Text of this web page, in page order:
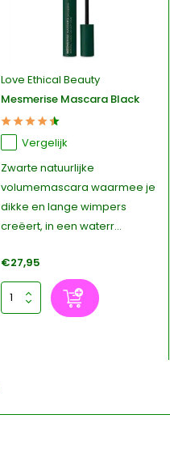
Love Ethical Beauty
Mesmerise Mascara Black
Vergelijk
Zwarte natuurlijke
volumemascara waarmee je
dikke en lange wimpers
creëert, in een waterr...
€27,95